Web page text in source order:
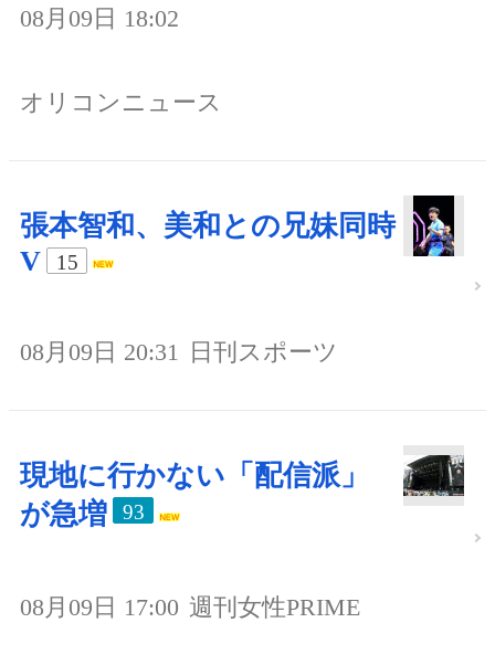
08月09日 18:02
オリコンニュース
張本智和、美和との兄妹同時
V
15
08月09日 20:31 日刊スポーツ
現地に行かない「配信派」
が急増
93
08月09日 17:00 週刊女性PRIME